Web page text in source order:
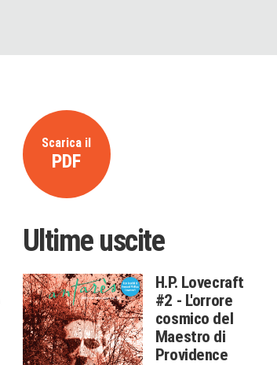
Scarica il
PDF
Ultime uscite
H.P. Lovecraft
#2 - L'orrore
cosmico del
Maestro di
Providence